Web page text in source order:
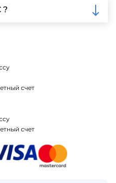
переводы,
информацию о
?
20%
счет
счет